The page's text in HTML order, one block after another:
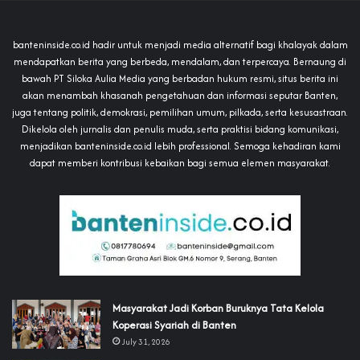
banteninside.co.id hadir untuk menjadi media alternatif bagi khalayak dalam
mendapatkan berita yang berbeda, mendalam, dan terpercaya. Bernaung di
bawah PT Siloka Aulia Media yang berbadan hukum resmi, situs berita ini
akan menambah khasanah pengetahuan dan informasi seputar Banten,
juga tentang politik, demokrasi, pemilihan umum, pilkada, serta kesusastraan.
Dikelola oleh jurnalis dan penulis muda, serta praktisi bidang komunikasi,
menjadikan banteninside.co.id lebih professional. Semoga kehadiran kami
dapat memberi kontribusi kebaikan bagi semua elemen masyarakat.
‎Masyarakat Jadi Korban Buruknya Tata Kelola
Koperasi Syariah di Banten
July 31, 2026